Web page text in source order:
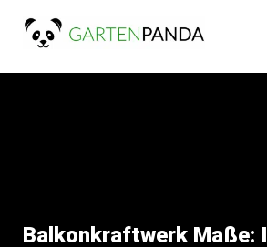
Inhalt
Balkonkraftwerk Maße: